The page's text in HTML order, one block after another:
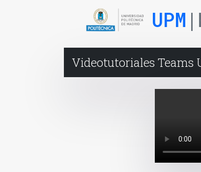
UPM
Videotutoriales Teams